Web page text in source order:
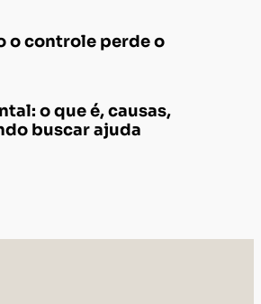
o controle perde o
o que é, causas,
buscar ajuda